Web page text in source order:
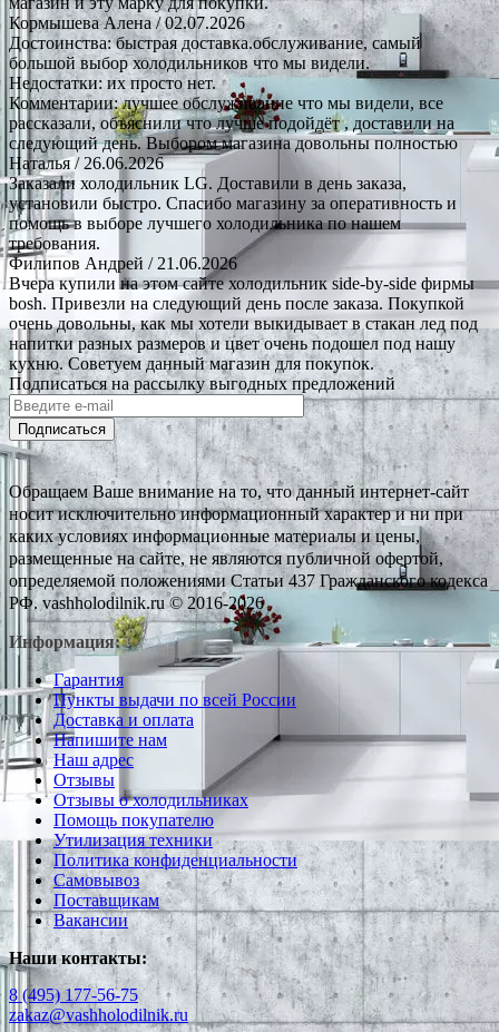
Кормышева Алена/ 02.07.2026
Достоинства: быстрая доставка.обслуживание, самый
большой выбор холодильников что мы видели.
Недостатки: их просто нет.
Комментарии: лучшее обслуживание что мы видели, все
рассказали, объяснили что лучше подойдёт , доставили на
следующий день. Выбором магазина довольны полностью
Наталья/ 26.06.2026
Заказали холодильник LG. Доставили в день заказа,
установили быстро. Спасибо магазину за оперативность и
помощь в выборе лучшего холодильника по нашем
требования.
Филипов Андрей / 21.06.2026
Вчера купили на этом сайте холодильник side-by-side фирмы
bosh. Привезли на следующий день после заказа. Покупкой
очень довольны, как мы хотели выкидывает в стакан лед под
напитки разных размеров и цвет очень подошел под нашу
кухню. Советуем данный магазин для покупок.
Подписаться на рассылку выгодных предложений
Подписаться
Обращаем Ваше внимание на то, что данный интернет-сайт
носит исключительно информационный характер и ни при
каких условиях информационные материалы и цены,
размещенные на сайте, не являются публичной офертой,
определяемой положениями Статьи 437 Гражданского кодекса
РФ. vashholodilnik.ru © 2016-2026
Информация:
Гарантия
Пункты выдачи по всей России
Доставка и оплата
Напишите нам
Наш адрес
Отзывы
Отзывы о холодильниках
Помощь покупателю
Утилизация техники
Политика конфиденциальности
Самовывоз
Поставщикам
Вакансии
Наши контакты:
8 (495) 177-56-75
zakaz@vashholodilnik.ru